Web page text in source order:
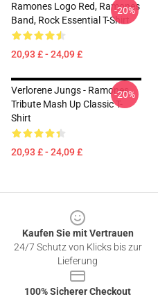
Ramones Logo Red, Ramones
Band, Rock Essential T-Shirt
20,93 £ - 24,09 £
-20%
Verlorene Jungs - Ramones
Tribute Mash Up Classic T-
Shirt
20,93 £ - 24,09 £
-20%
Kaufen Sie mit Vertrauen
24/7 Schutz von Klicks bis zur
Lieferung
100% Sicherer Checkout